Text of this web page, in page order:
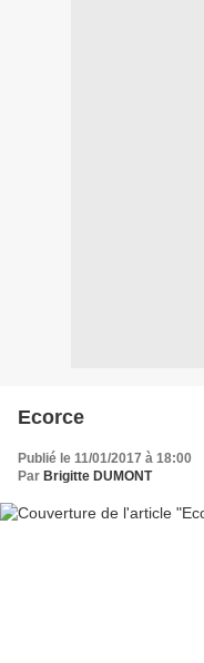
Ecorce
Publié le 11/01/2017 à 18:00
Par Brigitte DUMONT